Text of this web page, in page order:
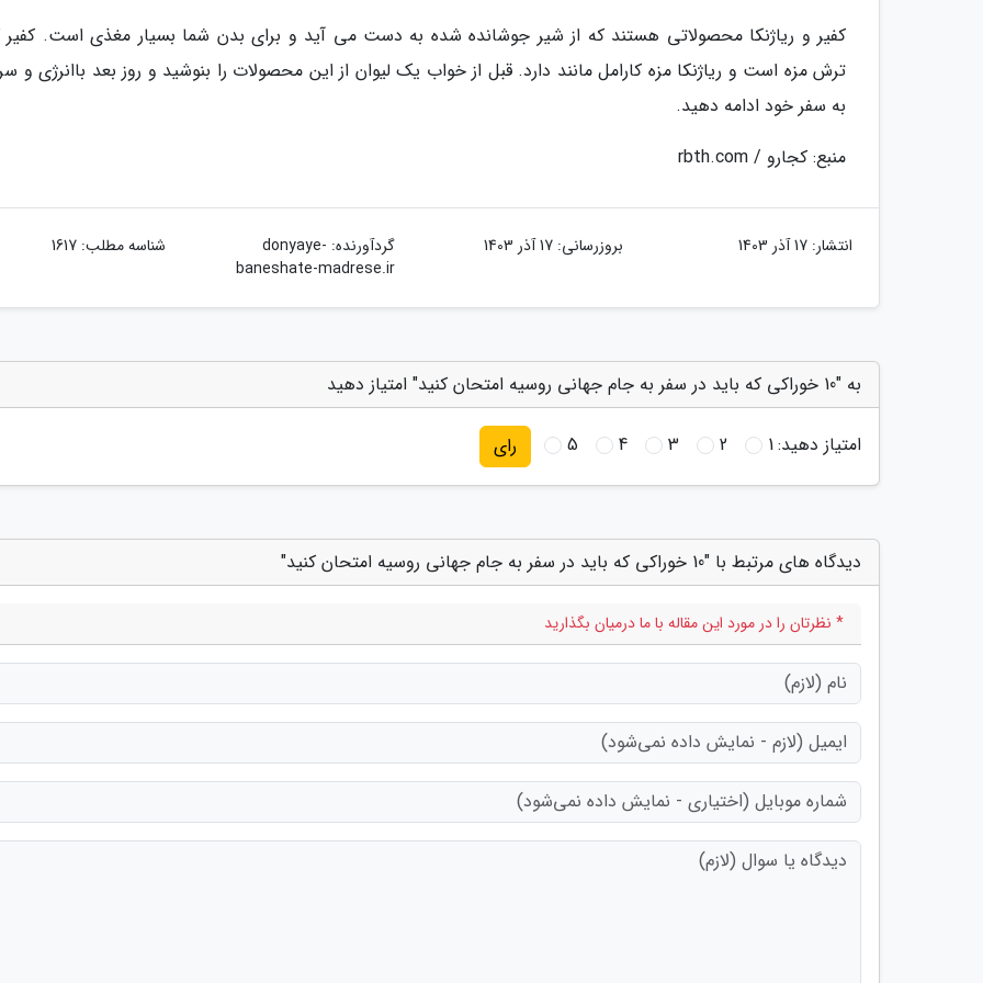
کفیر و ریاژنکا محصولاتی هستند که از شیر جوشانده شده به دست می آید و برای بدن شما بسیار مغذی است.
ترش مزه است و ریاژنکا مزه کارامل مانند دارد. قبل از خواب یک لیوان از این محصولات را بنوشید و روز بعد باانرژی و
به سفر خود ادامه دهید.
منبع: کجارو / rbth.com
انتشار: 17 آذر 1403 بروزرسانی: 17 آذر 1403 گردآورنده: donyaye-
baneshate-madrese.ir
شناسه مطلب: 1617
به "10 خوراکی که باید در سفر به جام جهانی روسیه امتحان کنید" امتیاز دهید
امتیاز دهید:1
2
3
4
5 رای
دیدگاه های مرتبط با "10 خوراکی که باید در سفر به جام جهانی روسیه امتحان کنید"
* نظرتان را در مورد این مقاله با ما درمیان بگذارید